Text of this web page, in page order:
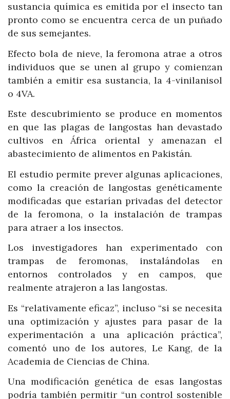
sustancia química es emitida por el insecto tan
pronto como se encuentra cerca de un puñado
de sus semejantes.
Efecto bola de nieve, la feromona atrae a otros
individuos que se unen al grupo y comienzan
también a emitir esa sustancia, la 4-vinilanisol
o 4VA.
Este descubrimiento se produce en momentos
en que las plagas de langostas han devastado
cultivos en África oriental y amenazan el
abastecimiento de alimentos en Pakistán.
El estudio permite prever algunas aplicaciones,
como la creación de langostas genéticamente
modificadas que estarían privadas del detector
de la feromona, o la instalación de trampas
para atraer a los insectos.
Los investigadores han experimentado con
trampas de feromonas, instalándolas en
entornos controlados y en campos, que
realmente atrajeron a las langostas.
Es “relativamente eficaz”, incluso “si se necesita
una optimización y ajustes para pasar de la
experimentación a una aplicación práctica”,
comentó uno de los autores, Le Kang, de la
Academia de Ciencias de China.
Una modificación genética de esas langostas
podría también permitir “un control sostenible